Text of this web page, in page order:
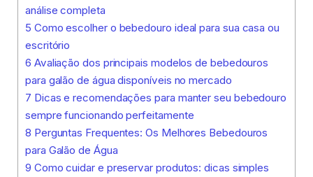
análise completa
5 Como escolher o bebedouro ideal para sua casa ou
escritório
6 Avaliação dos principais modelos de bebedouros
para galão de água disponíveis no mercado
7 Dicas e recomendações para manter seu bebedouro
sempre funcionando perfeitamente
8 Perguntas Frequentes: Os Melhores Bebedouros
para Galão de Água
9 Como cuidar e preservar produtos: dicas simples